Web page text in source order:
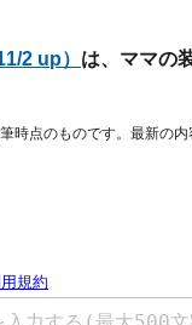
2 up） は、ママの
時点のものです。最新の内